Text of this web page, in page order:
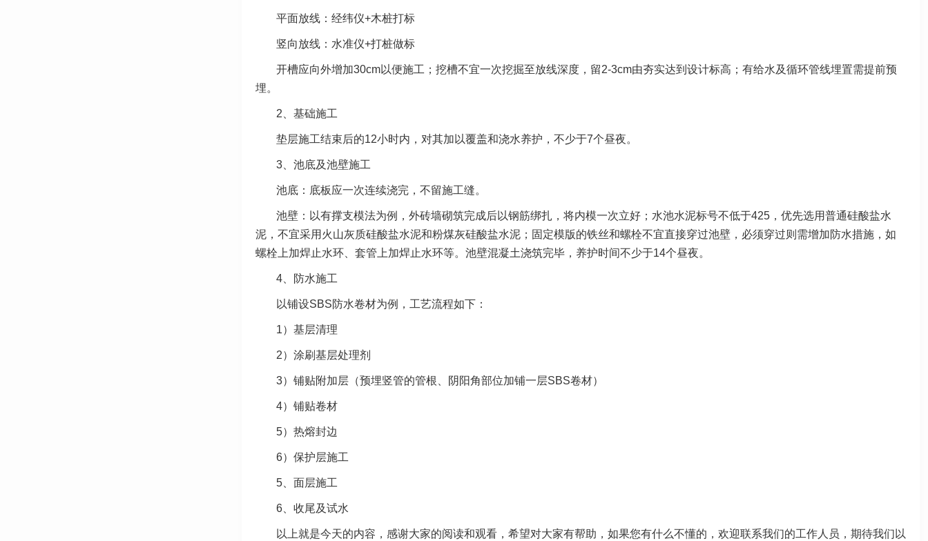
平面放线：经纬仪+木桩打标
竖向放线：水准仪+打桩做标
开槽应向外增加30cm以便施工；挖槽不宜一次挖掘至放线深度，留2-3cm由夯实达到设计标高；有给水及循环管线埋置需提前预
埋。
2、基础施工
垫层施工结束后的12小时内，对其加以覆盖和浇水养护，不少于7个昼夜。
3、池底及池壁施工
池底：底板应一次连续浇完，不留施工缝。
池壁：以有撑支模法为例，外砖墙砌筑完成后以钢筋绑扎，将内模一次立好；水池水泥标号不低于425，优先选用普通硅酸盐水
泥，不宜采用火山灰质硅酸盐水泥和粉煤灰硅酸盐水泥；固定模版的铁丝和螺栓不宜直接穿过池壁，必须穿过则需增加防水措施，如
螺栓上加焊止水环、套管上加焊止水环等。池壁混凝土浇筑完毕，养护时间不少于14个昼夜。
4、防水施工
以铺设SBS防水卷材为例，工艺流程如下：
1）基层清理
2）涂刷基层处理剂
3）铺贴附加层（预埋竖管的管根、阴阳角部位加铺一层SBS卷材）
4）铺贴卷材
5）热熔封边
6）保护层施工
5、面层施工
6、收尾及试水
以上就是今天的内容，感谢大家的阅读和观看，希望对大家有帮助，如果您有什么不懂的，欢迎联系我们的工作人员，期待我们以